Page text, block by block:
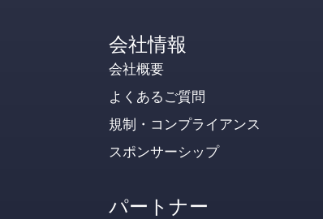
会社情報
会社概要
よくあるご質問
規制・コンプライアンス
スポンサーシップ
パートナー